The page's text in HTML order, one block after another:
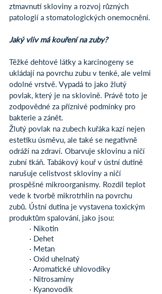
ztmavnutí skloviny a rozvoj různých
patologií a stomatologických onemocnění.
Jaký vliv má kouření na zuby?
Těžké dehtové látky a karcinogeny se
ukládají na povrchu zubu v tenké, ale velmi
odolné vrstvě. Vypadá to jako žlutý
povlak, který je na sklovině. Právě toto je
zodpovědné za příznivé podmínky pro
bakterie a zánět.
Žlutý povlak na zubech kuřáka kazí nejen
estetiku úsměvu, ale také se negativně
odráží na zdraví. Obarvuje sklovinu a ničí
zubní tkáň. Tabákový kouř v ústní dutině
narušuje celistvost skloviny a ničí
prospěšné mikroorganismy. Rozdíl teplot
vede k tvorbě mikrotrhlin na povrchu
zubů. Ústní dutina je vystavena toxickým
produktům spalování, jako jsou:
	· Nikotin
	· Dehet
	· Metan
	· Oxid uhelnatý
	· Aromatické uhlovodíky
	· Nitrosaminy
	· Kyanovodík